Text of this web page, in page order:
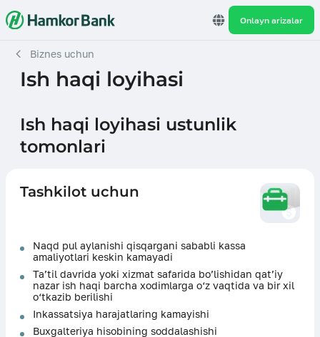
Onlayn arizalar
Biznes uchun
Ish haqi loyihasi
Ish haqi loyihasi ustunlik
tomonlari
Tashkilot uchun
Naqd pul aylanishi qisqargani sababli kassa
amaliyotlari keskin kamayadi
Ta’til davrida yoki xizmat safarida bo’lishidan qat’iy
nazar ish haqi barcha xodimlarga o‘z vaqtida va bir xil
o‘tkazib berilishi
Inkassatsiya harajatlaring kamayishi
Buxgalteriya hisobining soddalashishi